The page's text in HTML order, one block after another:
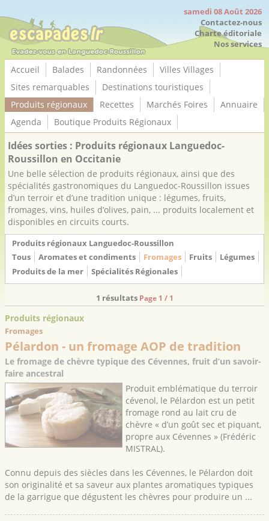
samedi 08 Août 2026
Contactez-nous
Charte éditoriale
Nos services
Accueil Balades Randonnées
Villes Villages
Sites remarquables
Destinations touristiques
Produits régionaux
Recettes Marchés Foires
Annuaire
Agenda
Boutique Produits Régionaux
Idées sorties : Produits régionaux Languedoc-
Roussillon en Occitanie
Une belle sélection de produits régionaux, ainsi que des
spécialités gastronomiques du Languedoc-Roussillon issues
d’un terroir et d’une tradition unique : légumes, fruits,
fromages, vins, huiles d’olives, pain, ... produits localement et
disponibles en circuits courts.
Produits régionaux Languedoc-Roussillon
Tous
Aromates et condiments Fromages Fruits
Légumes
Produits de la mer
Spécialités Régionales
1 résultats Page 1 / 1
Produits régionaux
Fromages
Pélardon - un fromage AOP de tradition
Le fromage de chèvre typique des Cévennes, fruit d’un savoir-
faire ancestral
Produit emblématique du terroir
cévenol, le Pélardon est un petit
fromage rond au lait cru de
chèvre « d’un goût sec et piquant,
propre aux Cévennes » (Frédéric
MISTRAL).
Connu depuis des siècles dans les Cévennes, le Pélardon doit
son originalité et sa saveur aux plantes aromatiques typiques
de la garrigue que dégustent les chèvres pour produire un ...